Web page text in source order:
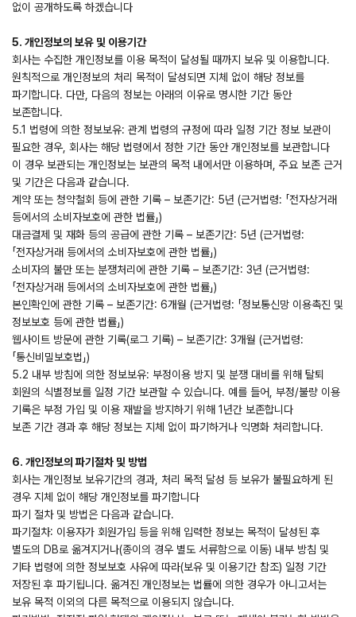
없이 공개하도록 하겠습니다
5. 개인정보의 보유 및 이용기간
회사는 수집한 개인정보를 이용 목적이 달성될 때까지 보유 및 이용합니다.
원칙적으로 개인정보의 처리 목적이 달성되면 지체 없이 해당 정보를
파기합니다. 다만, 다음의 정보는 아래의 이유로 명시한 기간 동안
보존합니다.
5.1 법령에 의한 정보보유: 관계 법령의 규정에 따라 일정 기간 정보 보관이
필요한 경우, 회사는 해당 법령에서 정한 기간 동안 개인정보를 보관합니다
이 경우 보관되는 개인정보는 보관의 목적 내에서만 이용하며, 주요 보존 근거
및 기간은 다음과 같습니다.
계약 또는 청약철회 등에 관한 기록 – 보존기간: 5년 (근거법령: 「전자상거래
등에서의 소비자보호에 관한 법률」)
대금결제 및 재화 등의 공급에 관한 기록 – 보존기간: 5년 (근거법령:
「전자상거래 등에서의 소비자보호에 관한 법률」)
소비자의 불만 또는 분쟁처리에 관한 기록 – 보존기간: 3년 (근거법령:
「전자상거래 등에서의 소비자보호에 관한 법률」)
본인확인에 관한 기록 – 보존기간: 6개월 (근거법령: 「정보통신망 이용촉진 및
정보보호 등에 관한 법률」)
웹사이트 방문에 관한 기록(로그 기록) – 보존기간: 3개월 (근거법령:
「통신비밀보호법」)
5.2 내부 방침에 의한 정보보유: 부정이용 방지 및 분쟁 대비를 위해 탈퇴
회원의 식별정보를 일정 기간 보관할 수 있습니다. 예를 들어, 부정/불량 이용
기록은 부정 가입 및 이용 재발을 방지하기 위해 1년간 보존합니다
보존 기간 경과 후 해당 정보는 지체 없이 파기하거나 익명화 처리합니다.
6. 개인정보의 파기절차 및 방법
회사는 개인정보 보유기간의 경과, 처리 목적 달성 등 보유가 불필요하게 된
경우 지체 없이 해당 개인정보를 파기합니다
파기 절차 및 방법은 다음과 같습니다.
파기절차: 이용자가 회원가입 등을 위해 입력한 정보는 목적이 달성된 후
별도의 DB로 옮겨지거나(종이의 경우 별도 서류함으로 이동) 내부 방침 및
기타 법령에 의한 정보보호 사유에 따라(보유 및 이용기간 참조) 일정 기간
저장된 후 파기됩니다. 옮겨진 개인정보는 법률에 의한 경우가 아니고서는
보유 목적 이외의 다른 목적으로 이용되지 않습니다.